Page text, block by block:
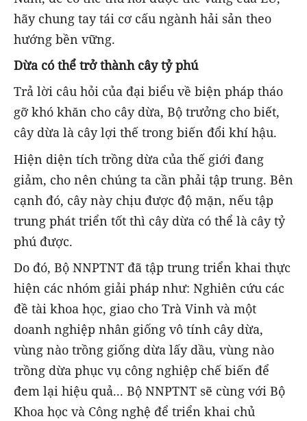
hãy chung tay tái cơ cấu ngành hải sản theo
hướng bền vững.
Dừa có thể trở thành cây tỷ phú
Trả lời câu hỏi của đại biểu về biện pháp tháo
gỡ khó khăn cho cây dừa, Bộ trưởng cho biết,
cây dừa là cây lợi thế trong biến đổi khí hậu.
Hiện diện tích trồng dừa của thế giới đang
giảm, cho nên chúng ta cần phải tập trung. Bên
cạnh đó, cây này chịu được độ mặn, nếu tập
trung phát triển tốt thì cây dừa có thể là cây tỷ
phú được.
Do đó, Bộ NNPTNT đã tập trung triển khai thực
hiện các nhóm giải pháp như: Nghiên cứu các
đề tài khoa học, giao cho Trà Vinh và một
doanh nghiệp nhân giống vô tính cây dừa,
vùng nào trồng giống dừa lấy dầu, vùng nào
trồng dừa phục vụ công nghiệp chế biến để
đem lại hiệu quả... Bộ NNPTNT sẽ cùng với Bộ
Khoa học và Công nghệ để triển khai chủ